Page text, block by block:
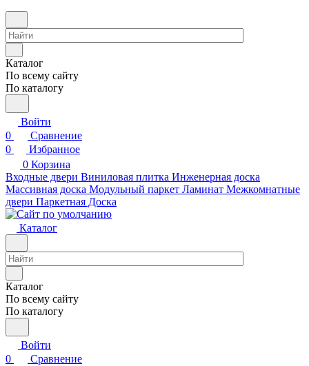
Каталог
По всему сайту
По каталогу
Войти
0
Сравнение
0
Избранное
0 Корзина
Входные двери Виниловая плитка Инженерная доска
Массивная доска Модульный паркет Ламинат Межкомнатные
двери Паркетная Доска
Каталог
Каталог
По всему сайту
По каталогу
Войти
0
Сравнение